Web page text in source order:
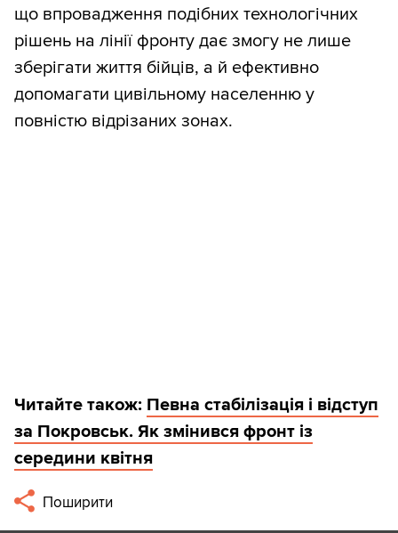
що впровадження подібних технологічних
рішень на лінії фронту дає змогу не лише
зберігати життя бійців, а й ефективно
допомагати цивільному населенню у
повністю відрізаних зонах.
Читайте також: Певна стабілізація і відступ
за Покровськ. Як змінився фронт із
середини квітня
Поширити